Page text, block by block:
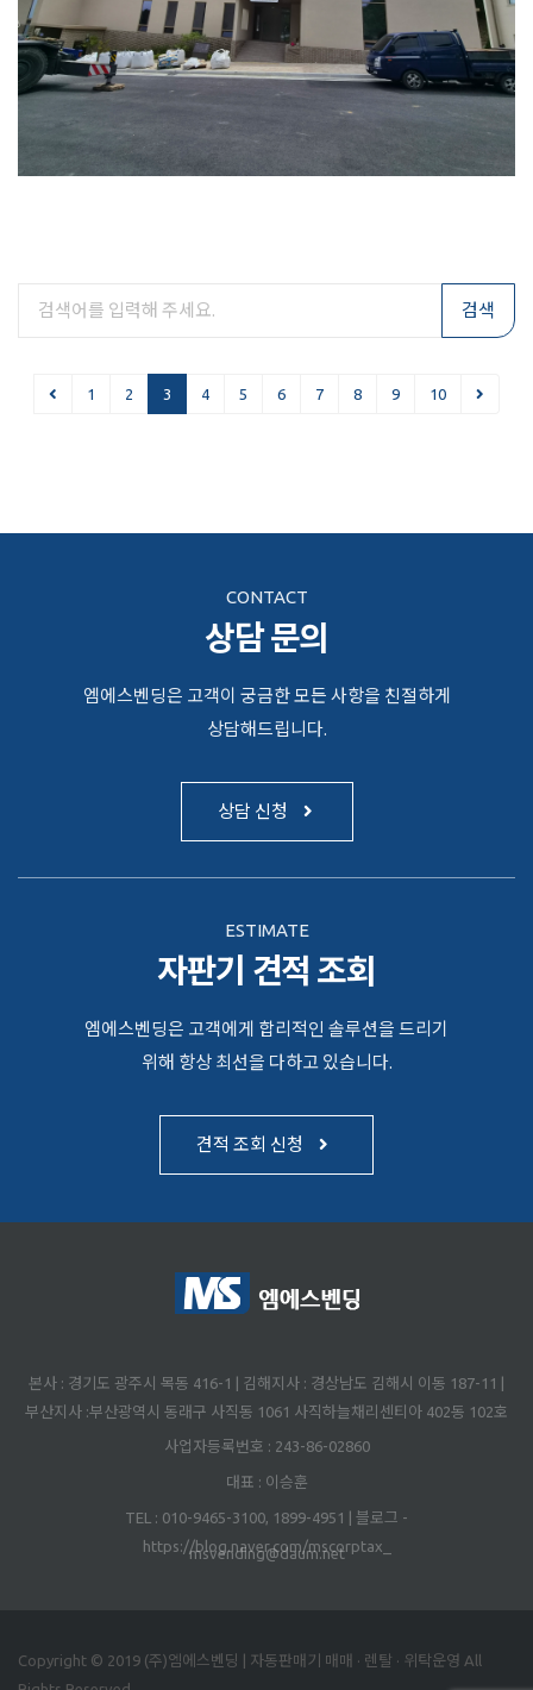
검색
1 2 3 4 5 6 7 8 9 10
CONTACT
상담 문의
엠에스벤딩은 고객이 궁금한 모든 사항을 친절하게
상담해드립니다.
상담 신청
ESTIMATE
자판기 견적 조회
엠에스벤딩은 고객에게 합리적인 솔루션을 드리기
위해 항상 최선을 다하고 있습니다.
견적 조회 신청
본사 : 경기도 광주시 목동 416-1 | 김해지사 : 경상남도 김해시 이동 187-11 |
부산지사 :부산광역시 동래구 사직동 1061 사직하늘채리센티아 402동 102호
사업자등록번호 : 243-86-02860
대표 : 이승훈
TEL : 010-9465-3100, 1899-4951 | 블로그 -
https://blog.naver.com/mscorptax_
msvending@daum.net
Copyright © 2019 (주)엠에스벤딩 | 자동판매기 매매 · 렌탈 · 위탁운영 All